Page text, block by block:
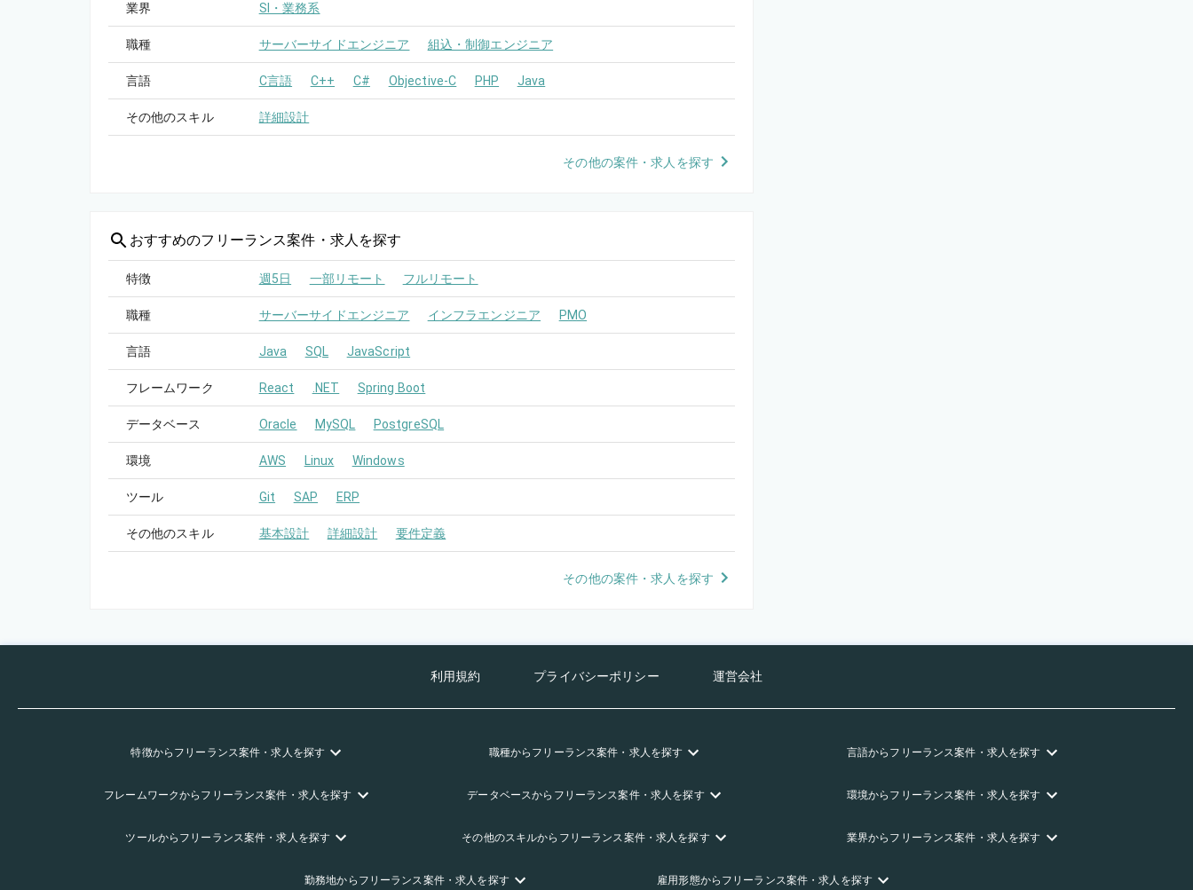
業界 SI・業務系
職種 サーバーサイドエンジニア 組込・制御エンジニア
言語 C言語 C++ C# Objective-C PHP Java
その他のスキル 詳細設計
その他の案件・求人を探す
おすすめのフリーランス案件・求人を探す
特徴 週5日 一部リモート フルリモート
職種 サーバーサイドエンジニア インフラエンジニア PMO
言語 Java SQL JavaScript
フレームワーク React .NET Spring Boot
データベース Oracle MySQL PostgreSQL
環境 AWS Linux Windows
ツール Git SAP ERP
その他のスキル 基本設計 詳細設計 要件定義
その他の案件・求人を探す
利用規約 プライバシーポリシー 運営会社
特徴からフリーランス案件・求人を探す 職種からフリーランス案件・求人を探す 言語からフリーランス案件・求人を探す
フレームワークからフリーランス案件・求人を探す データベースからフリーランス案件・求人を探す 環境からフリーランス案件・求人を探す
ツールからフリーランス案件・求人を探す その他のスキルからフリーランス案件・求人を探す 業界からフリーランス案件・求人を探す
勤務地からフリーランス案件・求人を探す 雇用形態からフリーランス案件・求人を探す